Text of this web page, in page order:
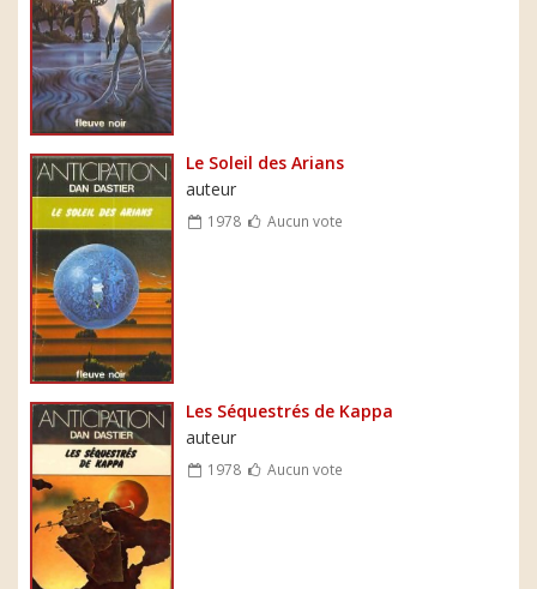
Le Soleil des Arians
auteur
1978 Aucun vote
Les Séquestrés de Kappa
auteur
1978 Aucun vote